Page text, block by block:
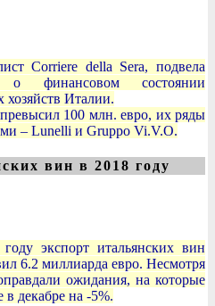
Corriere della Sera, подвела
о финансовом состоянии
хозяйств Италии.
100 млн. евро, их ряды
– Lunelli и Gruppo Vi.V.O.
вин в 2018 году
экспорт итальянских вин
6.2 миллиарда евро. Несмотря
ожидания, на которые
в декабре на -5%.